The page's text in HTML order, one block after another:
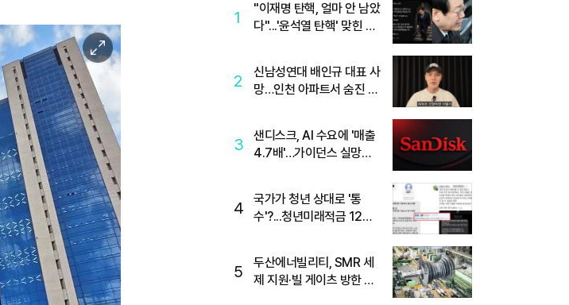
이
미
지
확
대
1
"이재명 탄핵, 얼마 안 남았
다"...'윤석열 탄핵' 맞힌 무
2
신남성연대 배인규 대표 사
망…인천 아파트서 숨진 채
3
샌디스크, AI 수요에 '매출
4.7배'…가이던스 실망에
4
국가가 청년 상대로 '통
수'?...청년미래적금 12%
5
두산에너빌리티, SMR 세
제 지원·빌 게이츠 방한 기